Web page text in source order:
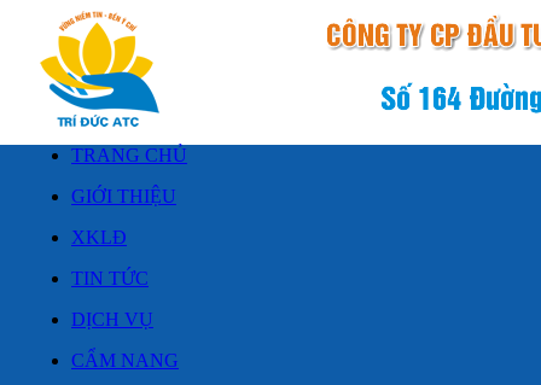
TRANG CHỦ
GIỚI THIỆU
XKLĐ
TIN TỨC
DỊCH VỤ
CẨM NANG